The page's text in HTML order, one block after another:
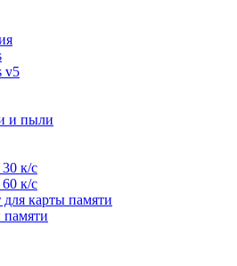
v5
и пыли
к/с
к/с
карты памяти
памяти